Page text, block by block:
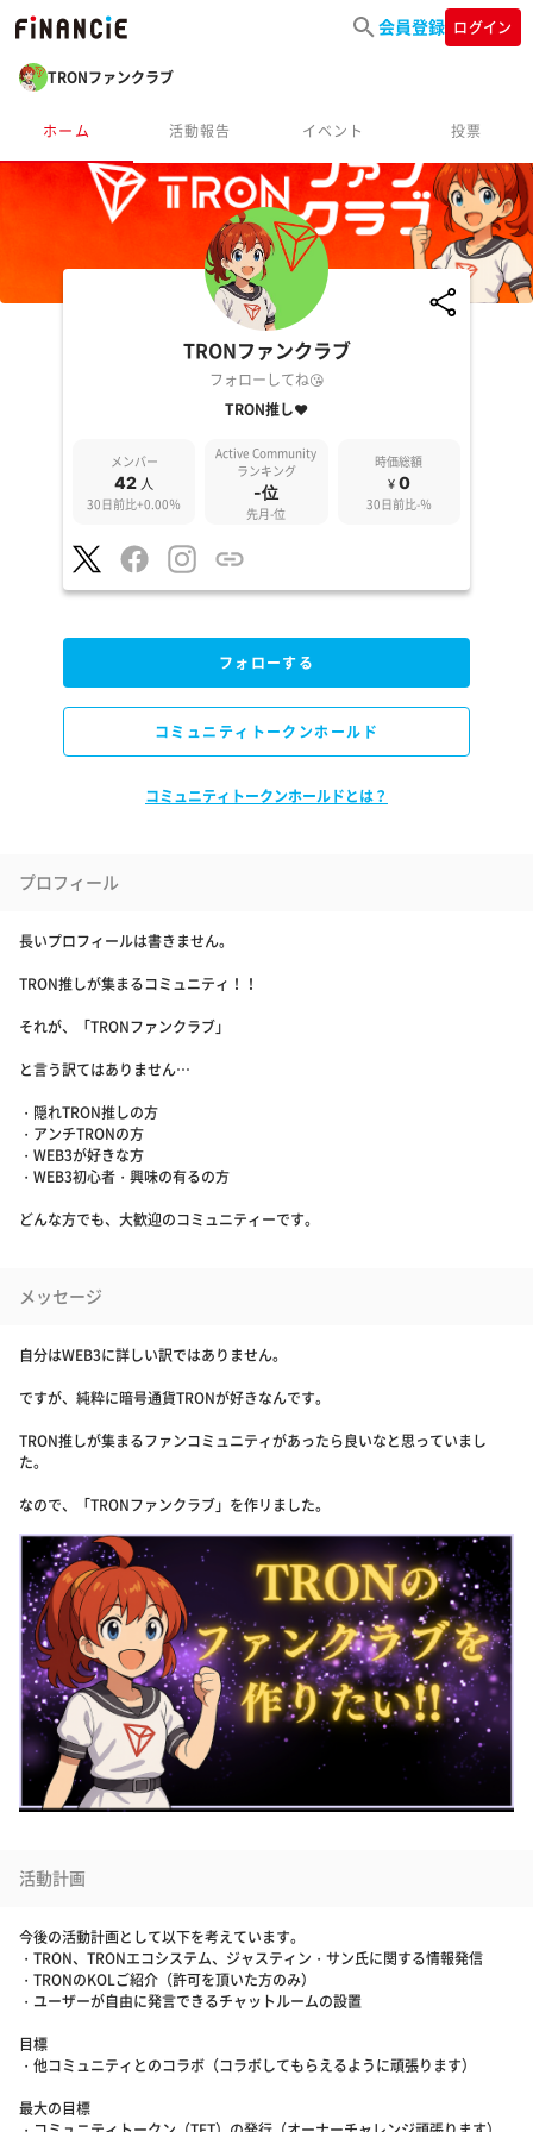
会員登録 ログイン
TRONファンクラブ
ホーム 活動報告 イベント 投票
TRONファンクラブ
フォローしてね😘
TRON推し❤️
メンバー
42 人
30日前比+0.00％
Active Community
ランキング
-位
先月-位
時価総額
¥ 0
30日前比-％
フォローする
コミュニティトークンホールド
コミュニティトークンホールドとは？
プロフィール
長いプロフィールは書きません。
TRON推しが集まるコミュニティ！！
それが、「TRONファンクラブ」
と言う訳てはありません…
・隠れTRON推しの方
・アンチTRONの方
・WEB3が好きな方
・WEB3初心者・興味の有るの方
どんな方でも、大歓迎のコミュニティーです。
メッセージ
自分はWEB3に詳しい訳ではありません。
ですが、純粋に暗号通貨TRONが好きなんです。
TRON推しが集まるファンコミュニティがあったら良いなと思っていまし
た。
なので、「TRONファンクラブ」を作リました。
活動計画
今後の活動計画として以下を考えています。
・TRON、TRONエコシステム、ジャスティン・サン氏に関する情報発信
・TRONのKOLご紹介（許可を頂いた方のみ）
・ユーザーが自由に発言できるチャットルームの設置
目標
・他コミュニティとのコラボ（コラボしてもらえるように頑張ります）
最大の目標